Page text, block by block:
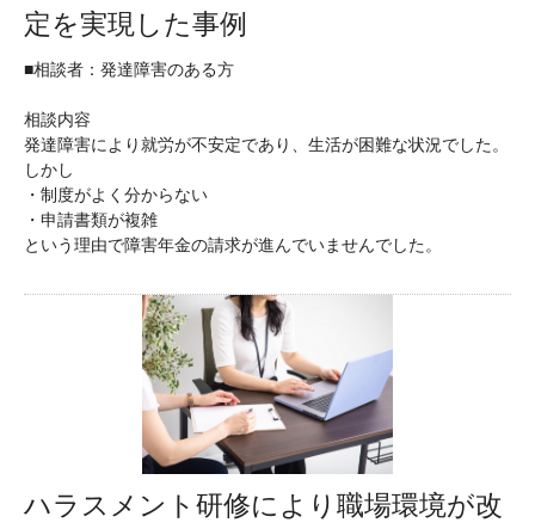
定を実現した事例
■相談者：発達障害のある方
相談内容
発達障害により就労が不安定であり、生活が困難な状況でした。
しかし
・制度がよく分からない
・申請書類が複雑
という理由で障害年金の請求が進んでいませんでした。
ハラスメント研修により職場環境が改